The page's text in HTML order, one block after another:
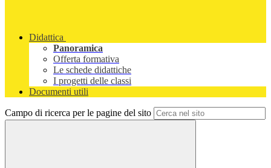
Didattica
Panoramica
Offerta formativa
Le schede didattiche
I progetti delle classi
Documenti utili
Campo di ricerca per le pagine del sito